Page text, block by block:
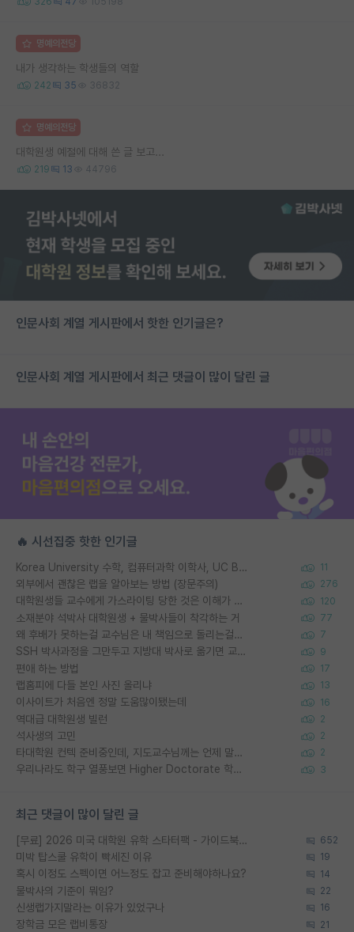
명예의전당
내가 생각하는 학생들의 역할
242 35 36832
명예의전당
대학원생 예절에 대해 쓴 글 보고...
219 13 44796
인문사회 계열 게시판에서 핫한 인기글은?
인문사회 계열 게시판에서 최근 댓글이 많이 달린 글
🔥 시선집중 핫한 인기글
Korea University 수학, 컴퓨터과학 이학사, UC Berkeley 산업공학 대학원 공학박사가 되는 것은 쉽지 않겠죠? 11
외부에서 괜찮은 랩을 알아보는 방법 (장문주의) 276
대학원생들 교수에게 가스라이팅 당한 것은 이해가 갑니다. 안타깝네요. 120
소재분야 석박사 대학원생 + 물박사들이 착각하는 거 77
왜 후배가 못하는걸 교수님은 내 책임으로 돌리는걸까요? 7
SSH 박사과정을 그만두고 지방대 박사로 옮기면 교수의 꿈은 끝일까요? 9
편애 하는 방법 17
랩홈피에 다들 본인 사진 올리냐 13
이사이트가 처음엔 정말 도움많이됐는데 16
역대급 대학원생 빌런 2
석사생의 고민 2
타대학원 컨텍 준비중인데, 지도교수님께는 언제 말씀드려야 할까요? 2
우리나라도 학구 열풍보면 Higher Doctorate 학위가 필요하다고 봅니다. 3
최근 댓글이 많이 달린 글
[무료] 2026 미국 대학원 유학 스타터팩 - 가이드북 & 합격자 컨택메일 템플릿 652
미박 탑스쿨 유학이 빡세진 이유 19
혹시 이정도 스펙이면 어느정도 잡고 준비해야하나요? 14
물박사의 기준이 뭐임? 22
신생랩가지말라는 이유가 있었구나 16
장학금 모은 랩비통장 21